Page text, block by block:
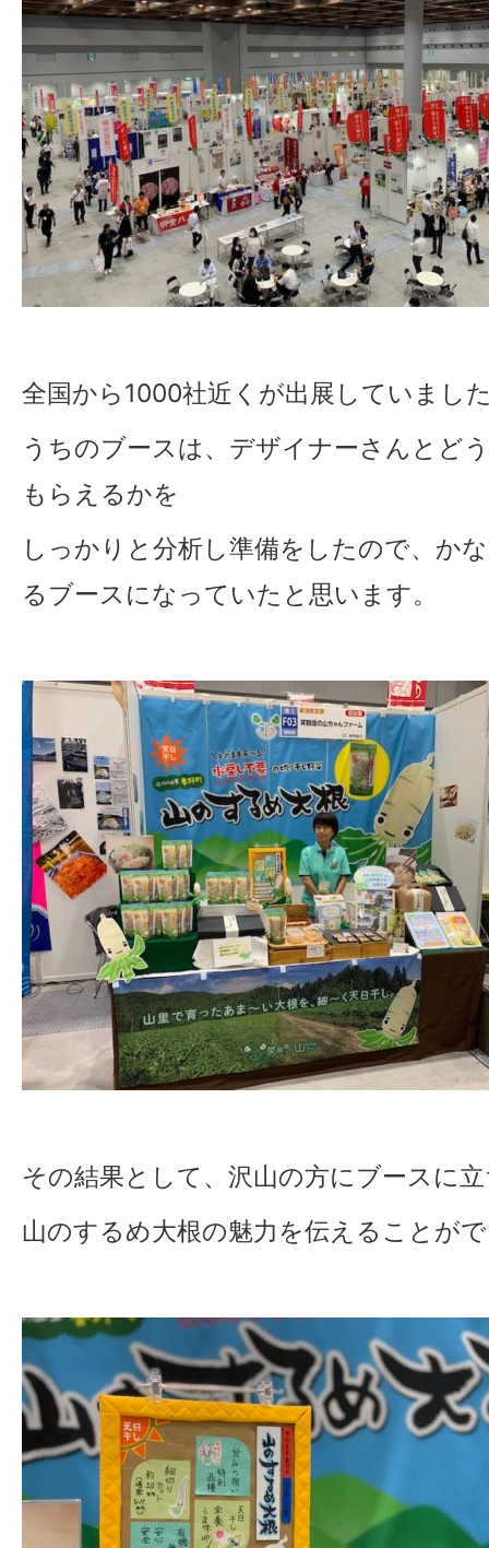
全国から1000社近くが出展していまし
うちのブースは、デザイナーさんとど
もらえるかを
しっかりと分析し準備をしたので、か
るブースになっていたと思います。
その結果として、沢山の方にブースに
山のするめ大根の魅力を伝えることが